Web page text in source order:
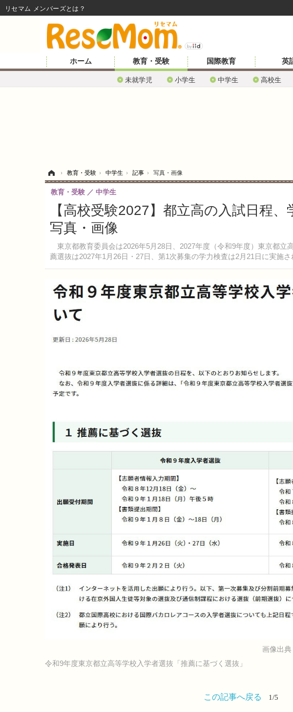
ホーム 教育・受験
未就学児 小学生 中学生 高校生
国際教育 英
› 教育・受験 › 中学生 › 記事 › 写真・画像
【高校受験2027】都立高の入試日程
写真・画像
東京都教育委員会は2026年5月28日、2027年度（令和9年度）東京都立
薦選抜は2027年1月26日・27日、第1次募集の学力検査は2月21日に実施さ
教育・受験 中学生
画像出
令和9年度東京都立高等学校入学者選抜「推薦に基づく選抜」
この記事へ戻る 1/5
リセマム メンバーズ